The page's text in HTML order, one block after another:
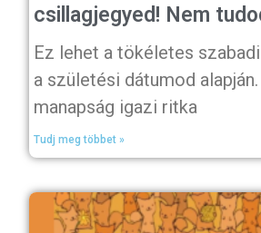
csillagjegyed! Nem
Ez lehet a tökéletes
a születési dátumod
manapság igazi ritka
Tudj meg többet »